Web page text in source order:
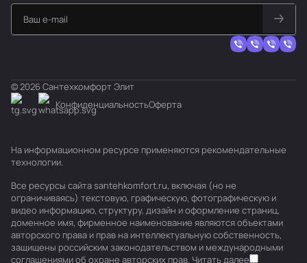
© 2026 Сантехкомфорт Элит
КонфиденциальностьОферта
На информационном ресурсе применяются рекомендательные
технологии.
Все ресурсы сайта santehkomfort.ru, включая (но не
ограничиваясь) текстовую, графическую, фотографическую и
видео информацию, структуру, дизайн и оформление страниц,
доменное имя, фирменное наименование являются объектами
авторского права и прав на интеллектуальную собственность,
защищены российским законодательством и международными
соглашениями об охране авторских прав. Читать далее